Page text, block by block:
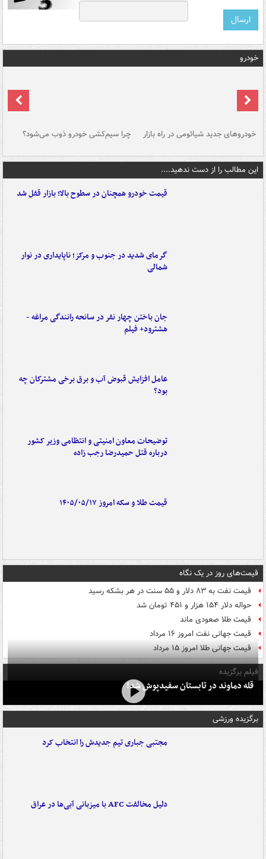
خودرو
خودروهای جدید شیائومی در راه بازار چرا سیم‌کشی خودرو ذوب می‌شود؟
این مطالب را از دست ندهید....
قیمت خودرو همچنان در سطوح بالا؛ بازار قفل شد
گرمای شدید در جنوب و مرکز؛ ناپایداری در نوار
شمالی
جان باختن چهار نفر در سانحه رانندگی مراغه -
هشترود+ فیلم
عامل افزایش قبوض آب و برق برخی مشترکان چه
بود؟
توضیحات معاون امنیتی و انتظامی وزیر کشور
درباره قتل حمیدرضا رجب زاده
قیمت طلا و سکه امروز ۱۴۰۵/۰۵/۱۷
قیمت‌های روز در یک نگاه
قیمت نفت به ۸۳ دلار و ۵۵ سنت در هر بشکه رسید
حواله دلار ۱۵۴ هزار و ۴۵۱ تومان شد
قیمت طلا صعودی ماند
قیمت جهانی نفت امروز ۱۶ مرداد
قیمت جهانی طلا امروز ۱۵ مرداد
فیلم برگزیده
قله دماوند در تابستان سفیدپوش شد!
برگزیده ورزشی
مجتبی جباری تیم جدیدش را انتخاب کرد
دلیل مخالفت AFC با میزبانی آبی‌ها در عراق